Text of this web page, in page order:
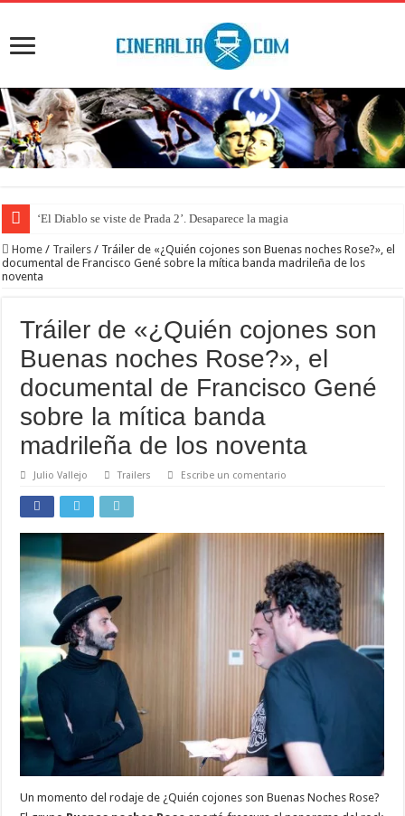
‘El Diablo se viste de Prada 2’. Desaparece la magia
Home / Trailers / Tráiler de «¿Quién cojones son Buenas noches Rose?», el
documental de Francisco Gené sobre la mítica banda madrileña de los
noventa
Tráiler de «¿Quién cojones son
Buenas noches Rose?», el
documental de Francisco Gené
sobre la mítica banda
madrileña de los noventa
Julio Vallejo Trailers Escribe un comentario
Un momento del rodaje de ¿Quién cojones son Buenas Noches Rose?